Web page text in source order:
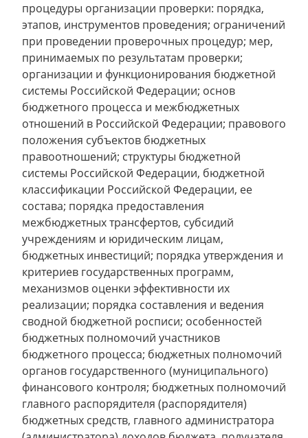
процедуры организации проверки: порядка,
этапов, инструментов проведения; ограничений
при проведении проверочных процедур; мер,
принимаемых по результатам проверки;
организации и функционирования бюджетной
системы Российской Федерации; основ
бюджетного процесса и межбюджетных
отношений в Российской Федерации; правового
положения субъектов бюджетных
правоотношений; структуры бюджетной
системы Российской Федерации, бюджетной
классификации Российской Федерации, ее
состава; порядка предоставления
межбюджетных трансфертов, субсидий
учреждениям и юридическим лицам,
бюджетных инвестиций; порядка утверждения и
критериев государственных программ,
механизмов оценки эффективности их
реализации; порядка составления и ведения
сводной бюджетной росписи; особенностей
бюджетных полномочий участников
бюджетного процесса; бюджетных полномочий
органов государственного (муниципального)
финансового контроля; бюджетных полномочий
главного распорядителя (распорядителя)
бюджетных средств, главного администратора